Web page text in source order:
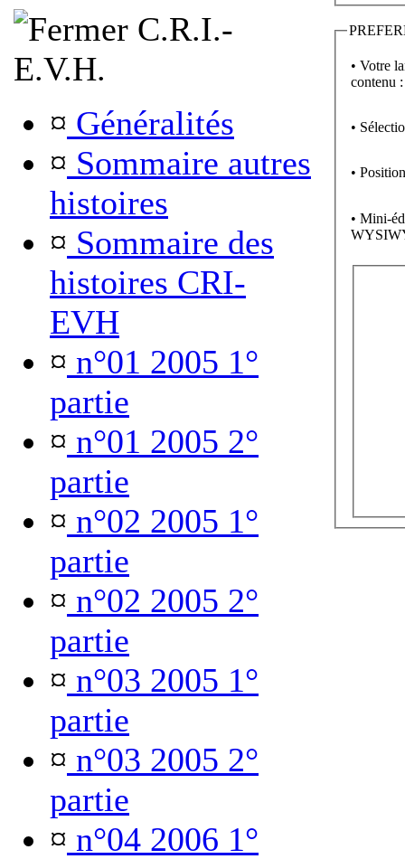
C.R.I.-
E.V.H.
¤ Généralités
¤ Sommaire autres
histoires
¤ Sommaire des
histoires CRI-
EVH
¤ n°01 2005 1°
partie
¤ n°01 2005 2°
partie
¤ n°02 2005 1°
partie
¤ n°02 2005 2°
partie
¤ n°03 2005 1°
partie
¤ n°03 2005 2°
partie
¤ n°04 2006 1°
• Votre
contenu :
•
•
• Mini-